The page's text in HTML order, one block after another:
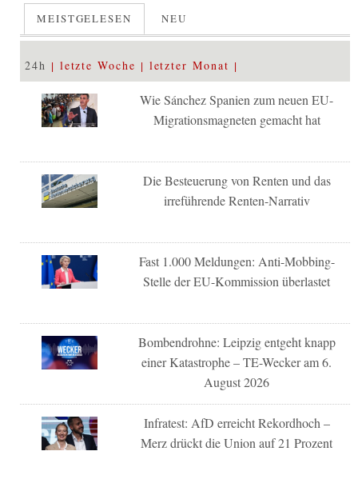
MEISTGELESEN NEU
24h letzte Woche letzter Monat
Wie Sánchez Spanien zum neuen EU-
Migrationsmagneten gemacht hat
Die Besteuerung von Renten und das
irreführende Renten-Narrativ
Fast 1.000 Meldungen: Anti-Mobbing-
Stelle der EU-Kommission überlastet
Bombendrohne: Leipzig entgeht knapp
einer Katastrophe – TE-Wecker am 6.
August 2026
Infratest: AfD erreicht Rekordhoch –
Merz drückt die Union auf 21 Prozent